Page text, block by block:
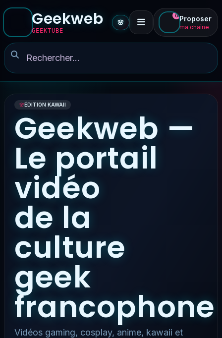
Geekweb
GEEKTUBE
🌸
0 Proposer
ma chaîne
🌸ÉDITION KAWAII
Geekweb —
Le portail
vidéo
de la
culture
geek
francophone
Vidéos gaming, cosplay, anime, kawaii et